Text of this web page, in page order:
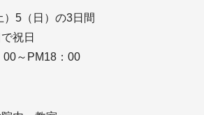
5（日）の3日間
祝日
00～PM18：00